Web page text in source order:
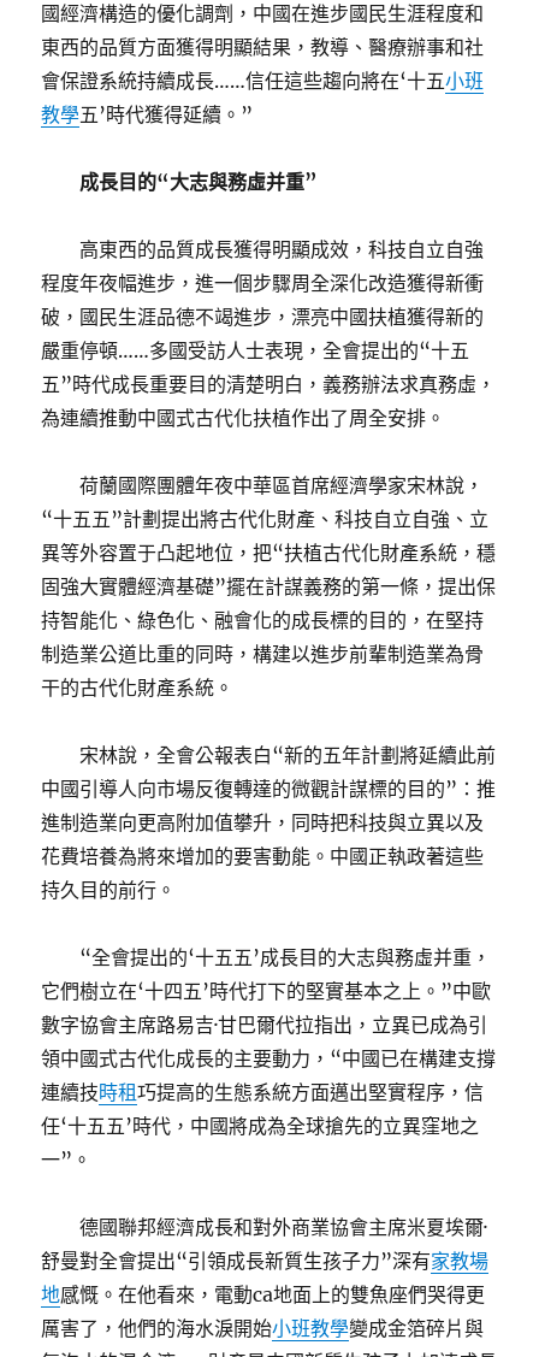
國經濟構造的優化調劑，中國在進步國民生涯程度和
東西的品質方面獲得明顯結果，教導、醫療辦事和社
會保證系統持續成長……信任這些趨向將在‘十五小班
教學五’時代獲得延續。”
成長目的“大志與務虛并重”
高東西的品質成長獲得明顯成效，科技自立自強
程度年夜幅進步，進一個步驟周全深化改造獲得新衝
破，國民生涯品德不竭進步，漂亮中國扶植獲得新的
嚴重停頓……多國受訪人士表現，全會提出的“十五
五”時代成長重要目的清楚明白，義務辦法求真務虛，
為連續推動中國式古代化扶植作出了周全安排。
荷蘭國際團體年夜中華區首席經濟學家宋林說，
“十五五”計劃提出將古代化財產、科技自立自強、立
異等外容置于凸起地位，把“扶植古代化財產系統，穩
固強大實體經濟基礎”擺在計謀義務的第一條，提出保
持智能化、綠色化、融會化的成長標的目的，在堅持
制造業公道比重的同時，構建以進步前輩制造業為骨
干的古代化財產系統。
宋林說，全會公報表白“新的五年計劃將延續此前
中國引導人向市場反復轉達的微觀計謀標的目的”：推
進制造業向更高附加值攀升，同時把科技與立異以及
花費培養為將來增加的要害動能。中國正執政著這些
持久目的前行。
“全會提出的‘十五五’成長目的大志與務虛并重，
它們樹立在‘十四五’時代打下的堅實基本之上。”中歐
數字協會主席路易吉·甘巴爾代拉指出，立異已成為引
領中國式古代化成長的主要動力，“中國已在構建支撐
連續技時租巧提高的生態系統方面邁出堅實程序，信
任‘十五五’時代，中國將成為全球搶先的立異窪地之
一”。
德國聯邦經濟成長和對外商業協會主席米夏埃爾·
舒曼對全會提出“引領成長新質生孩子力”深有家教場
地感慨。在他看來，電動ca地面上的雙魚座們哭得更
厲害了，他們的海水淚開始小班教學變成金箔碎片與